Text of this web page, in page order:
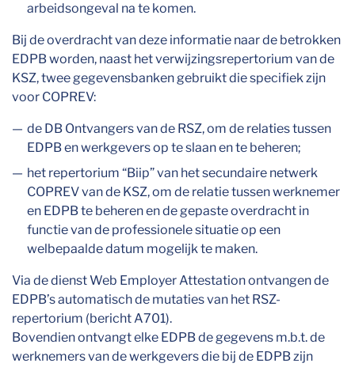
arbeidsongeval na te komen.
Bij de overdracht van deze informatie naar de betrokken
EDPB worden, naast het verwijzingsrepertorium van de
KSZ, twee gegevensbanken gebruikt die specifiek zijn
voor COPREV:
de DB Ontvangers van de RSZ, om de relaties tussen
EDPB en werkgevers op te slaan en te beheren;
het repertorium “Biip” van het secundaire netwerk
COPREV van de KSZ, om de relatie tussen werknemer
en EDPB te beheren en de gepaste overdracht in
functie van de professionele situatie op een
welbepaalde datum mogelijk te maken.
Via de dienst Web Employer Attestation ontvangen de
EDPB’s automatisch de mutaties van het RSZ-
repertorium (bericht A701).
Bovendien ontvangt elke EDPB de gegevens m.b.t. de
werknemers van de werkgevers die bij de EDPB zijn